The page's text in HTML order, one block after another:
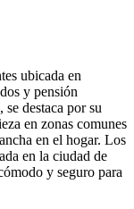
ubicada en
y pensión
destaca por su
en zonas comunes
en el hogar. Los
en la ciudad de
y seguro para